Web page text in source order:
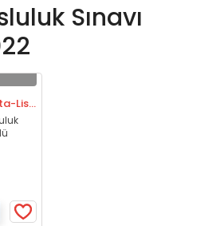
Sınavı
Editör Yayınları (İlk-Orta-Lise)